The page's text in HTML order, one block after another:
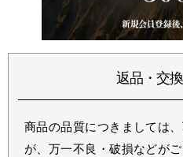
返品・交
商品の品質につきましては
が、万一不良・破損などが